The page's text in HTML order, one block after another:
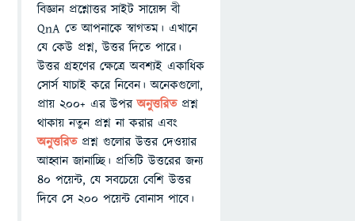
বিজ্ঞান প্রশ্নোত্তর সাইট সায়েন্স বী
QnA তে আপনাকে স্বাগতম। এখানে
যে কেউ প্রশ্ন, উত্তর দিতে পারে।
উত্তর গ্রহণের ক্ষেত্রে অবশ্যই একাধিক
সোর্স যাচাই করে নিবেন। অনেকগুলো,
প্রায় ২০০+ এর উপরঅনুত্তরিতপ্রশ্ন
থাকায় নতুন প্রশ্ন না করার এবং
অনুত্তরিত প্রশ্ন গুলোর উত্তর দেওয়ার
আহ্বান জানাচ্ছি। প্রতিটি উত্তরের জন্য
৪০ পয়েন্ট, যে সবচেয়ে বেশি উত্তর
দিবে সে ২০০ পয়েন্ট বোনাস পাবে।